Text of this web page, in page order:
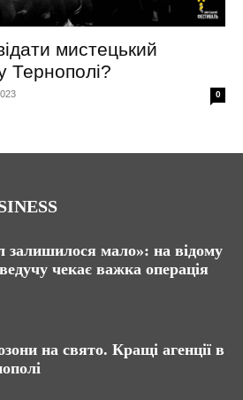
мистецький
Тернополі?
0
залишилося мало»: на відому
чекає важка операція
на свято. Кращі агенції в